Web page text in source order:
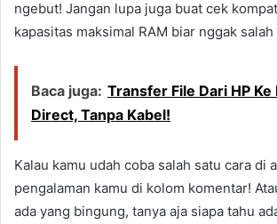
ngebut! Jangan lupa juga buat cek
kapasitas maksimal RAM biar nggak salah
Baca juga: Transfer File Dari HP Ke
Direct, Tanpa Kabel!
Kalau kamu udah coba salah satu cara di
pengalaman kamu di kolom komentar!
ada yang bingung, tanya aja siapa tahu